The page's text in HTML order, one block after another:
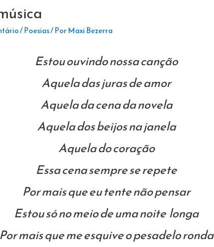
/Poesias/ Por Maxi Bezerra
Estou ouvindo nossa canção
Aquela das juras de amor
Aquela da cena da novela
Aquela dos beijos na janela
Aquela do coração
Essa cena sempre se repete
Por mais que eu tente não pensar
Estou só no meio de uma noite longa
Por mais que me esquive o pesadelo ronda